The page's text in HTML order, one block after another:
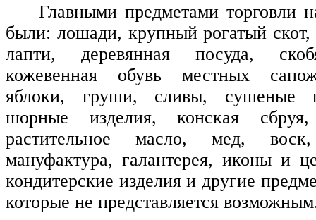
Главными предметами торговли
были: лошади, крупный рогатый
лапти, деревянная посуда,
кожевенная обувь местных
яблоки, груши, сливы, сушеные
шорные изделия, конская
растительное масло, мед, воск,
мануфактура, галантерея, иконы и
кондитерские изделия и другие
которые не представляется